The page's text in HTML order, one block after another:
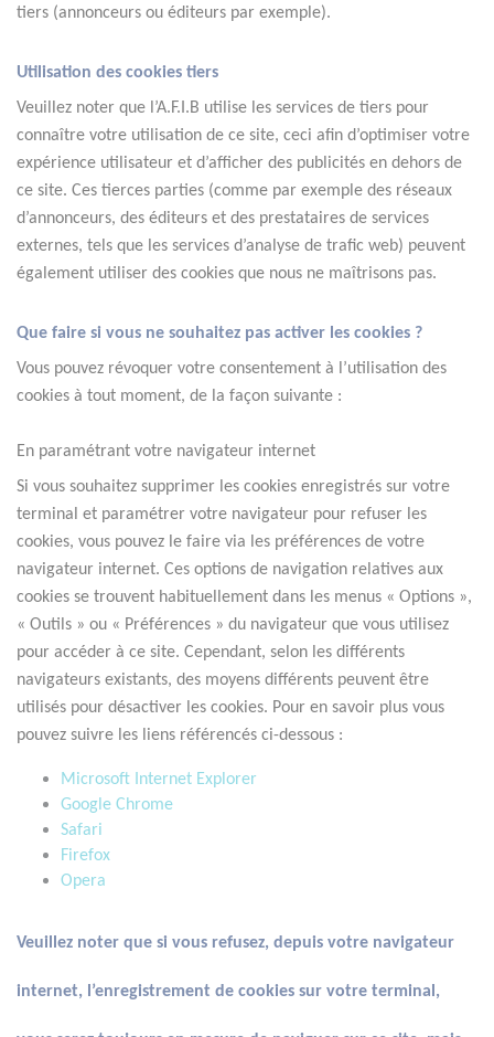
tiers (annonceurs ou éditeurs par exemple).
Utilisation des cookies tiers
Veuillez noter que l’A.F.I.B utilise les services de tiers pour
connaître votre utilisation de ce site, ceci afin d’optimiser votre
expérience utilisateur et d’afficher des publicités en dehors de
ce site. Ces tierces parties (comme par exemple des réseaux
d’annonceurs, des éditeurs et des prestataires de services
externes, tels que les services d’analyse de trafic web) peuvent
également utiliser des cookies que nous ne maîtrisons pas.
Que faire si vous ne souhaitez pas activer les cookies ?
Vous pouvez révoquer votre consentement à l’utilisation des
cookies à tout moment, de la façon suivante :
En paramétrant votre navigateur internet
Si vous souhaitez supprimer les cookies enregistrés sur votre
terminal et paramétrer votre navigateur pour refuser les
cookies, vous pouvez le faire via les préférences de votre
navigateur internet. Ces options de navigation relatives aux
cookies se trouvent habituellement dans les menus « Options »,
« Outils » ou « Préférences » du navigateur que vous utilisez
pour accéder à ce site. Cependant, selon les différents
navigateurs existants, des moyens différents peuvent être
utilisés pour désactiver les cookies. Pour en savoir plus vous
pouvez suivre les liens référencés ci-dessous :
Microsoft Internet Explorer
Google Chrome
Safari
Firefox
Opera
Veuillez noter que si vous refusez, depuis votre navigateur
internet, l’enregistrement de cookies sur votre terminal,